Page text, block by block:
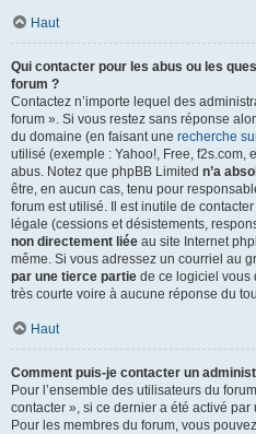
Haut
Qui contacter pour les abus ou les
forum ?
Contactez n’importe lequel des
forum ». Si vous restez sans réponse
du domaine (en faisant une recherche
utilisé (exemple : Yahoo!, Free, f2s.com,
abus. Notez que phpBB Limited n’a
être, en aucun cas, tenu pour
forum est utilisé. Il est inutile de
légale (cessions et désistements,
non directement liée au site Internet
même. Si vous adressez un courriel au
par une tierce partie de ce logiciel vous
très courte voire à aucune réponse du
Haut
Comment puis-je contacter un
Pour l’ensemble des utilisateurs du
contacter », si ce dernier a été activé par
Pour les membres du forum, vous